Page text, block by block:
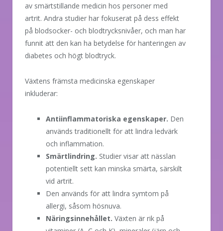
av smärtstillande medicin hos personer med
artrit. Andra studier har fokuserat på dess effekt
på blodsocker- och blodtrycksnivåer, och man har
funnit att den kan ha betydelse för hanteringen av
diabetes och högt blodtryck.
Växtens främsta medicinska egenskaper
inkluderar:
Antiinflammatoriska egenskaper. Den
används traditionellt för att lindra ledvärk
och inflammation.
Smärtlindring. Studier visar att nässlan
potentiellt sett kan minska smärta, särskilt
vid artrit.
Den används för att lindra symtom på
allergi, såsom hösnuva.
Näringsinnehållet. Växten är rik på